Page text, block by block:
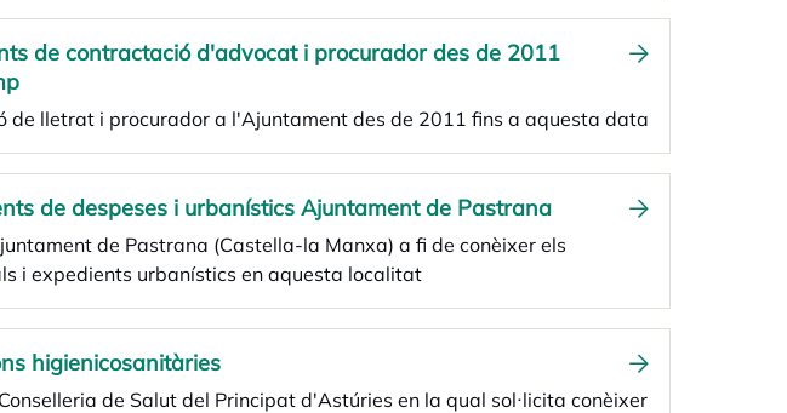
de contractació d'advocat i procurador des de 2011
de lletrat i procurador a l'Ajuntament des de 2011 fins a aquesta data
de despeses i urbanístics Ajuntament de Pastrana
de Pastrana (Castella-la Manxa) a fi de conèixer els
i expedients urbanístics en aquesta localitat
higienicosanitàries
de Salut del Principat d'Astúries en la qual sol·licita conèixer